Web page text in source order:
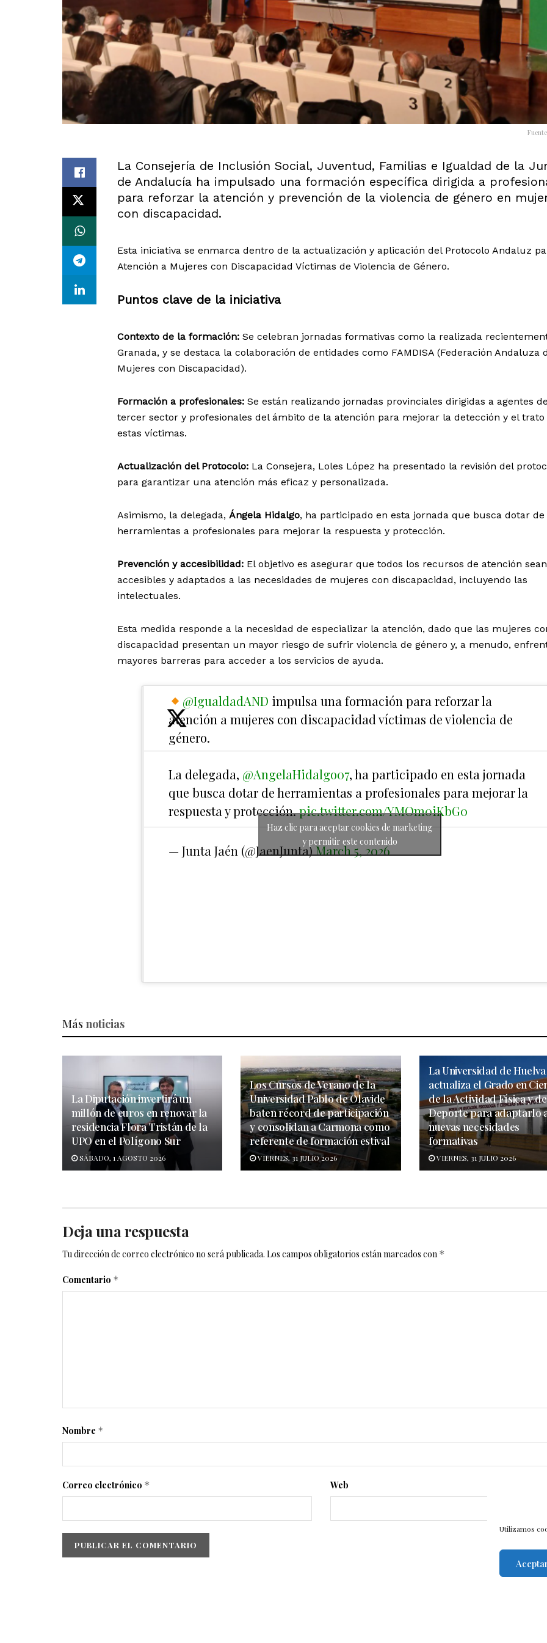
Utilizamos
La Consejería de Inclusión Social, Juventud, Familias e Igualdad de la
de Andalucía ha impulsado una formación específica dirigida a
para reforzar la atención y prevención de la violencia de género en
con discapacidad.
Esta iniciativa se enmarca dentro de la actualización y aplicación del Protocolo Andaluz
Atención a Mujeres con Discapacidad Víctimas de Violencia de Género.
Puntos clave de la iniciativa
Contexto de la formación: Se celebran jornadas formativas como la realizada
Granada, y se destaca la colaboración de entidades como FAMDISA (Federación Andaluza
Mujeres con Discapacidad).
Formación a profesionales: Se están realizando jornadas provinciales dirigidas a agentes
tercer sector y profesionales del ámbito de la atención para mejorar la detección y el trato
estas víctimas.
Actualización del Protocolo: La Consejera, Loles López ha presentado la revisión del
para garantizar una atención más eficaz y personalizada.
Asimismo, la delegada, Ángela Hidalgo, ha participado en esta jornada que busca dotar de
herramientas a profesionales para mejorar la respuesta y protección.
Prevención y accesibilidad: El objetivo es asegurar que todos los recursos de atención sean
accesibles y adaptados a las necesidades de mujeres con discapacidad, incluyendo las
intelectuales.
Esta medida responde a la necesidad de especializar la atención, dado que las mujeres
discapacidad presentan un mayor riesgo de sufrir violencia de género y, a menudo,
mayores barreras para acceder a los servicios de ayuda.
@IgualdadAND impulsa una formación para reforzar la
atención a mujeres con discapacidad víctimas de violencia de
género.
La delegada, @AngelaHidalgo07, ha participado en esta jornada
que busca dotar de herramientas a profesionales para mejorar la
respuesta y protección.pic.twitter.com/YMOm0iKbG0
— Junta Jaén (@JaenJunta)March 5, 2026
Haz clic para aceptar cookies de marketing
y permitir este contenido
Más noticias
La Diputación invertirá un
millón de euros en renovar la
residencia Flora Tristán de la
UPO en el Polígono Sur
SÁBADO, 1 AGOSTO 2026
Los Cursos de Verano de la
Universidad Pablo de Olavide
baten récord de participación
y consolidan a Carmona como
referente de formación estival
VIERNES, 31 JULIO 2026
La Universidad de Huelva
actualiza el Grado en
de la Actividad Física y
Deporte para adaptarlo
nuevas necesidades
formativas
VIERNES, 31 JULIO 2026
Deja una respuesta
Tu dirección de correo electrónico no será publicada. Los campos obligatorios están marcados con *
Comentario *
Nombre *
Correo electrónico * Web